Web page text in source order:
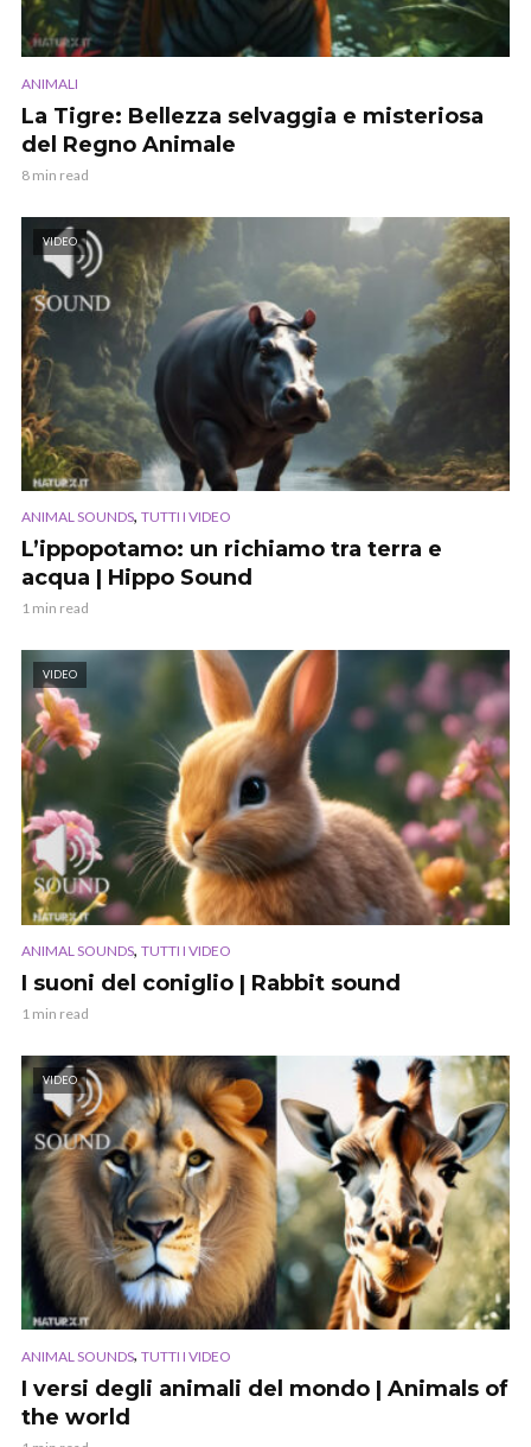
ANIMALI
La Tigre: Bellezza selvaggia e misteriosa
del Regno Animale
8 min read
VIDEO
ANIMAL SOUNDS, TUTTI I VIDEO
L’ippopotamo: un richiamo tra terra e
acqua | Hippo Sound
1 min read
VIDEO
ANIMAL SOUNDS, TUTTI I VIDEO
I suoni del coniglio | Rabbit sound
1 min read
VIDEO
ANIMAL SOUNDS, TUTTI I VIDEO
I versi degli animali del mondo | Animals of
the world